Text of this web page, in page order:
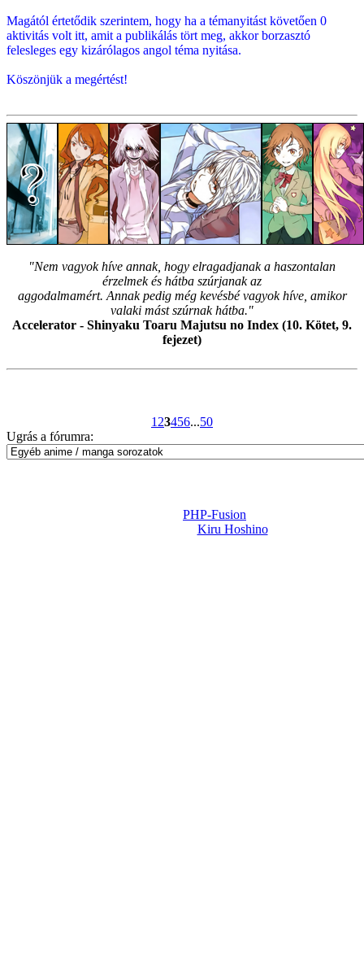
Magától értetődik szerintem, hogy ha a témanyitást követően 0
aktivitás volt itt, amit a publikálás tört meg, akkor borzasztó
felesleges egy kizárólagos angol téma nyitása.
Köszönjük a megértést!
"Nem vagyok híve annak, hogy elragadjanak a haszontalan
érzelmek és hátba szúrjanak az
aggodalmamért. Annak pedig még kevésbé vagyok híve, amikor
valaki mást szúrnak hátba."
Accelerator - Shinyaku Toaru Majutsu no Index (10. Kötet, 9.
fejezet)
1 23456...50
Ugrás a fórumra:
PHP-Fusion
Kiru Hoshino